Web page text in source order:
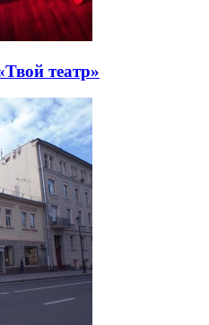
театр»